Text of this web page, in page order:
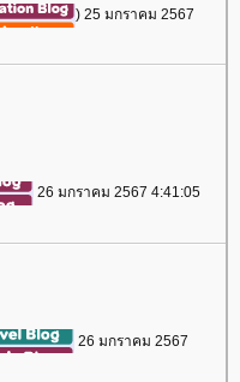
) 25 มกราคม 2567
26 มกราคม 2567 4:41:05
26 มกราคม 2567